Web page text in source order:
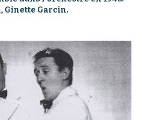
Ginette Garcin.